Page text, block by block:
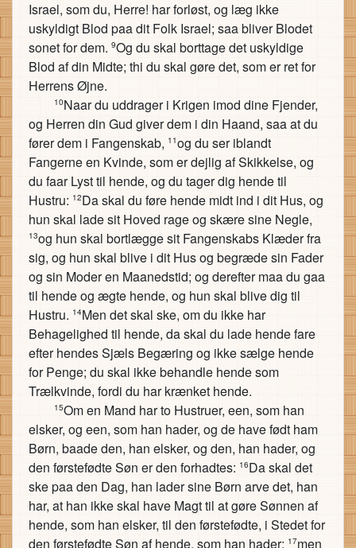
Israel, som du, Herre! har forløst, og læg ikke
uskyldigt Blod paa dit Folk Israel; saa bliver Blodet
sonet for dem. 9Og du skal borttage det uskyldige
Blod af din Midte; thi du skal gøre det, som er ret for
Herrens Øjne.
10Naar du uddrager i Krigen imod dine Fjender,
og Herren din Gud giver dem i din Haand, saa at du
fører dem i Fangenskab, 11og du ser iblandt
Fangerne en Kvinde, som er dejlig af Skikkelse, og
du faar Lyst til hende, og du tager dig hende til
Hustru: 12Da skal du føre hende midt ind i dit Hus, og
hun skal lade sit Hoved rage og skære sine Negle,
13og hun skal bortlægge sit Fangenskabs Klæder fra
sig, og hun skal blive i dit Hus og begræde sin Fader
og sin Moder en Maanedstid; og derefter maa du gaa
til hende og ægte hende, og hun skal blive dig til
Hustru. 14Men det skal ske, om du ikke har
Behagelighed til hende, da skal du lade hende fare
efter hendes Sjæls Begæring og ikke sælge hende
for Penge; du skal ikke behandle hende som
Trælkvinde, fordi du har krænket hende.
15Om en Mand har to Hustruer, een, som han
elsker, og een, som han hader, og de have født ham
Børn, baade den, han elsker, og den, han hader, og
den førstefødte Søn er den forhadtes: 16Da skal det
ske paa den Dag, han lader sine Børn arve det, han
har, at han ikke skal have Magt til at gøre Sønnen af
hende, som han elsker, til den førstefødte, i Stedet for
den førstefødte Søn af hende, som han hader; 17men